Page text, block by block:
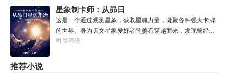
万妙宫的仙子本来要举宫飞天的，结果却一夜间入了魔，沦
为妖女，这都是段老魔的手笔！”……段云很是不解，自己不
过练练武，传传功，偶尔法天象地一下，怎么就成了罄竹难
书的魔头了呢？这是污蔑！同样的功法，为什么我就没有问
赠了一个加点系统。坏消息：没有系统说明也没有任务。李
颜记得自己穿越了，却只能接触某人某事时回忆起相关记
忆，甚至要毫无头绪地摸清加点系统规则。但无所谓，这
个“全能加点”系统主打一个练就有效，你付出的每一滴汗水
都将得到回报。人生重来一遭，弥补遗憾算甚？系统驱动着
星象制卡师：从昴日
星官开始
这是一个通过观测星象，获取星魂力量，凝聚各种强大卡牌
的世界。身为天文星象爱好者的姜召穿越而来，发现曾经熟
悉的星象都在。于是乎，在获取本命卡牌的仪式上，姜召果
司晨啼晓
推荐小说